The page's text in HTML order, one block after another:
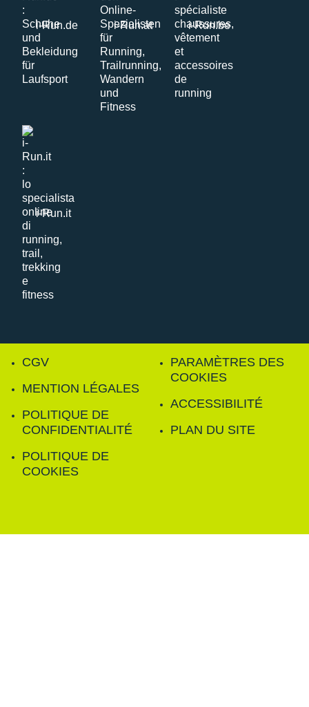
i-Run.de i-Run.at i-Run.be
i-Run.it
CGV
MENTION LÉGALES
POLITIQUE DE
CONFIDENTIALITÉ
POLITIQUE DE
COOKIES
PARAMÈTRES DES
COOKIES
ACCESSIBILITÉ
PLAN DU SITE